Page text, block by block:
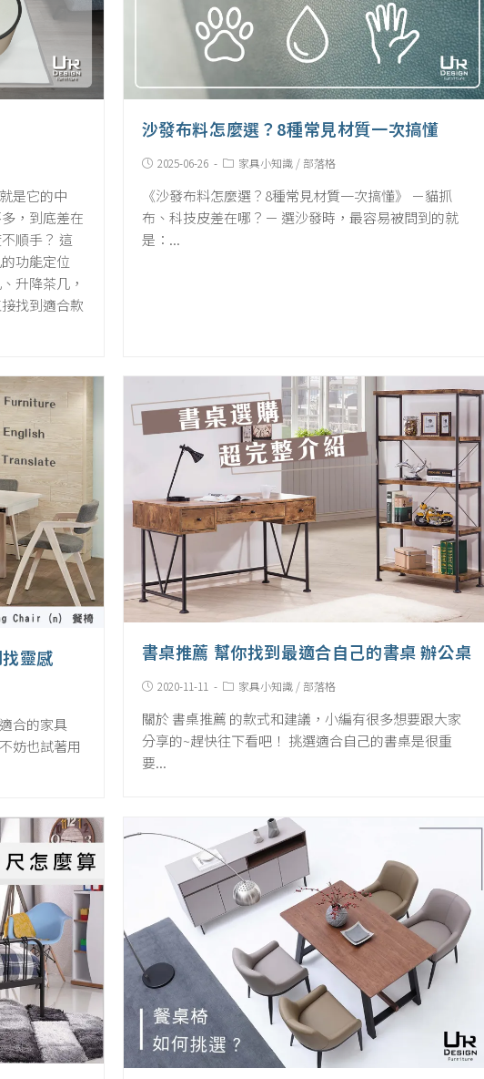
是它的中
，到底差在
順手？ 這
功能定位
升降茶几，
找到適合款
沙發布料怎麼選？8種常見材質一次搞懂
Post2025-06-26
Post家具小知識 / 部落格
《沙發布料怎麼選？8種常見材質一次搞懂》 －貓抓
布、科技皮差在哪？－ 選沙發時，最容易被問到的就
是：...
靈感
合的家具
妨也試著用
書桌推薦 幫你找到最適合自己的書桌 辦公桌
Post2020-11-11
Post家具小知識 / 部落格
關於 書桌推薦 的款式和建議，小編有很多想要跟大家
分享的~趕快往下看吧！ 挑選適合自己的書桌是很重
要...